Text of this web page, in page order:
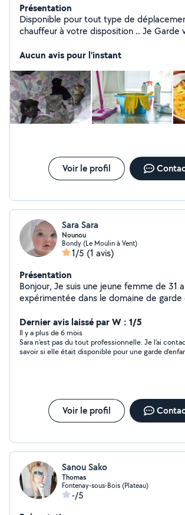
Présentation
Disponible pour tout type de
chauffeur à votre disposition .. Je Garde vos animaux
expérience .. Aide à domicile .. Je livre vos courses ..
Aucun avis pour l'instant
Voir le profil
Sara Sara
Nounou
Bondy (Le Moulin à Vent)
1/5 (1 avis)
Présentation
Bonjour, Je suis une jeune femme de 31 ans
expérimentée dans le domaine de garde
soucieuse des besoins des enfants. J'ai
Dernier avis laissé par W : 1/5
Il y a plus de 6 mois
Sara n’est pas du tout professionnelle. Je l’ai
savoir si elle était disponible pour une garde
Voir le profil
Sanou Sako
Thomas
Fontenay-sous-Bois (Plateau)
-/5